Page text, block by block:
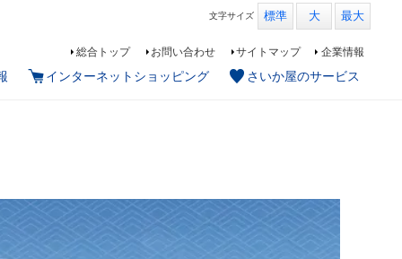
文字サイズ 標準 大 最大
総合トップ お問い合わせ サイトマップ 企業情報
インターネットショッピング さいか屋のサービス